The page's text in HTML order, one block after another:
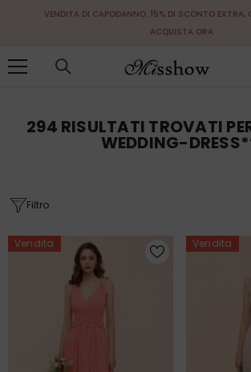
VENDITA DI CAPODANNO. 15% DI SCONTO EXTRA,
ACQUISTA ORA
294 RISULTATI TROVATI
WEDDING-
Filtro
Vendita Vendita